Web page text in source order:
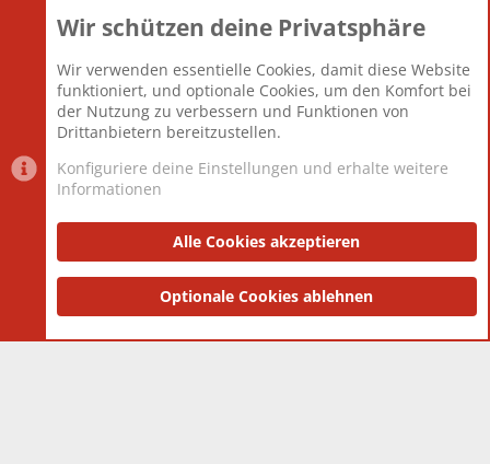
Themen
Mitglieder
12.425
Neuestes Mitglied
Toddster85
Datenschutzerklärung Impressum
Community platform by XenForo® © 2010-2025 XenForo Ltd.
and add-ons by ThemeHouse
Wir schützen deine Privatsphäre
Wir verwenden essentielle Cookies, damit diese Website
funktioniert, und optionale Cookies, um den Komfort bei
der Nutzung zu verbessern und Funktionen von
Drittanbietern bereitzustellen.
Konfiguriere deine Einstellungen und erhalte weitere
Informationen
Alle Cookies akzeptieren
Optionale Cookies ablehnen